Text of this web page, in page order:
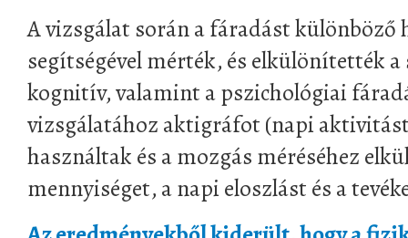
A vizsgálat során a fáradást
segítségével mérték, és elkülönítették
kognitív, valamint a pszichológiai
vizsgálatához aktigráfot (napi
használtak és a mozgás méréséhez
mennyiséget, a napi eloszlást és a